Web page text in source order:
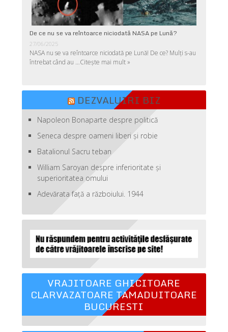
De ce nu se va reîntoarce niciodată NASA pe Lună?
27/06/2025
NASA nu se va reîntoarce niciodată pe Lună! De ce? Mulţi s-au
întrebat când au …Citește mai mult »
DEZVALUIRI BIZ
Napoleon Bonaparte despre politică
Seneca despre oameni liberi şi robie
Batalionul Sacru teban
William Saroyan despre inferioritate şi
superioritatea omului
Adevărata față a războiului. 1944
VRAJITOARE GHICITOARE
CLARVAZATOARE TAMADUITOARE
BUCURESTI